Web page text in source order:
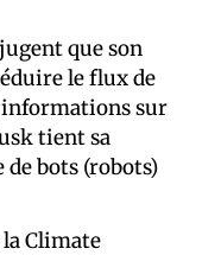
que son
le flux de
informations sur
tient sa
bots (robots)
Climate